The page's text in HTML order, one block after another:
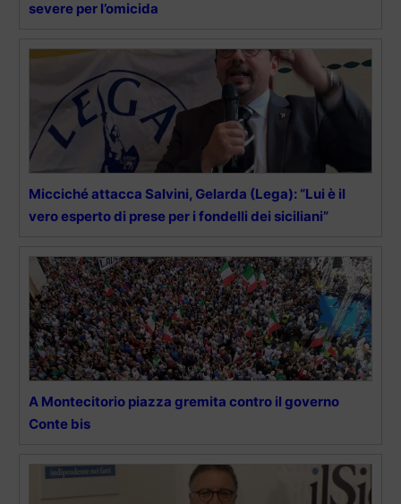
severe per l’omicida
Micciché attacca Salvini, Gelarda (Lega): “Lui è il
vero esperto di prese per i fondelli dei siciliani”
A Montecitorio piazza gremita contro il governo
Conte bis